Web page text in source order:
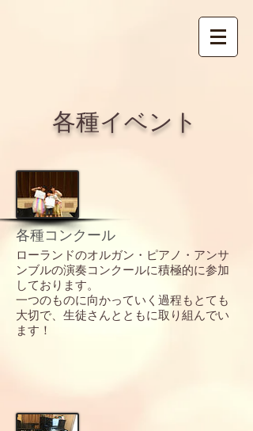
​各種イベント
各種コンクール
ローランドのオルガン・ピアノ・アンサ
ンブルの演奏コンクールに積極的に参加
しております。
一つのものに向かっていく過程もとても
大切で、生徒さんとともに取り組んでい
ます！